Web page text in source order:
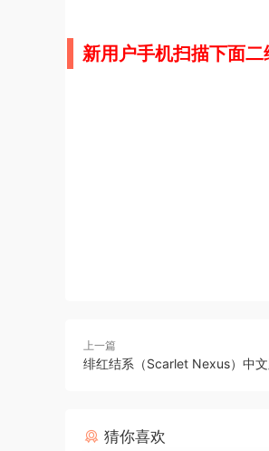
新用户手机扫描下面
上一篇
绯红结系（Scarlet Nexus）中
猜你喜欢